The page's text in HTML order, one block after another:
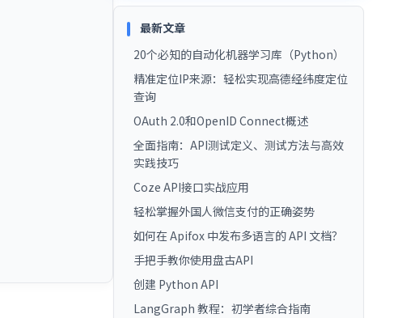
最新文章
20个必知的自动化机器学习库（Python）
精准定位IP来源：轻松实现高德经纬度定位
查询
OAuth 2.0和OpenID Connect概述
全面指南：API测试定义、测试方法与高效
实践技巧
Coze API接口实战应用
轻松掌握外国人微信支付的正确姿势
如何在 Apifox 中发布多语言的 API 文档？
手把手教你使用盘古API
创建 Python API
LangGraph 教程：初学者综合指南